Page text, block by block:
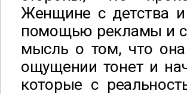
Женщине с детства
помощью рекламы и
мысль о том, что
ощущении тонет и
которые с